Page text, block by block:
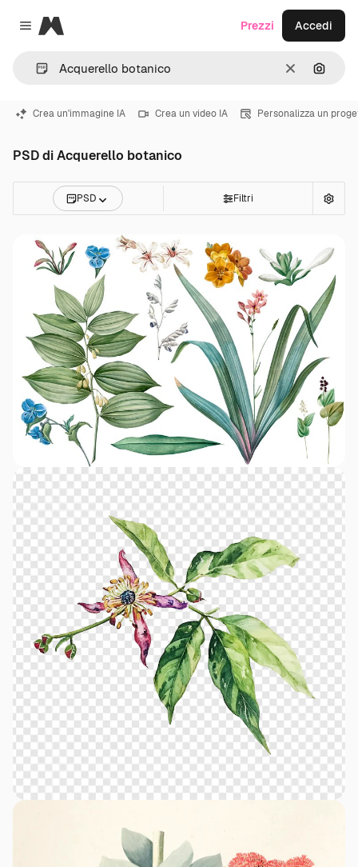
Close menu
Magnific
CancellaCerca
Prezzi Accedi
Crea un'immagine IA Crea un video IA Personalizza un
PSD di Acquerello botanico
PSD Filtri